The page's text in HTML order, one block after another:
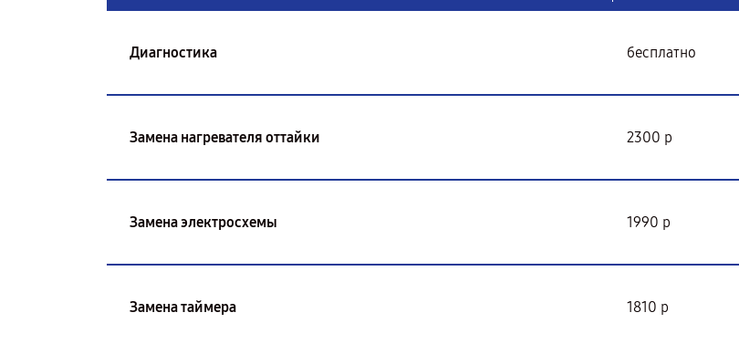
Диагностика бесплатно
Замена нагревателя оттайки 2300 р
Замена электросхемы 1990 р
Замена таймера 1810 р